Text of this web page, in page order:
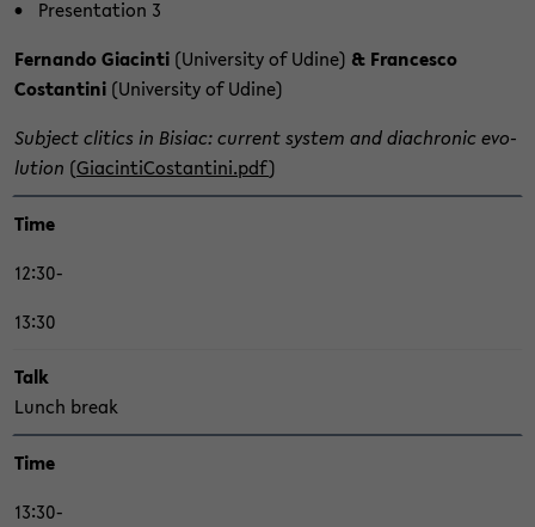
Pre­sen­ta­ti­on 3
Fer­nan­do Gia­c­in­ti (Uni­ver­si­ty of Udine) & Fran­ces­co
Costan­ti­ni (Uni­ver­si­ty of Udine)
Sub­ject cli­tics in Bi­siac: cur­rent sys­tem and dia­chro­nic evo­
lu­ti­on (Gia­c­in­ti­Costan­ti­ni.pdf)
Time
12:30-
13:30
Talk
Lunch break
Time
13:30-